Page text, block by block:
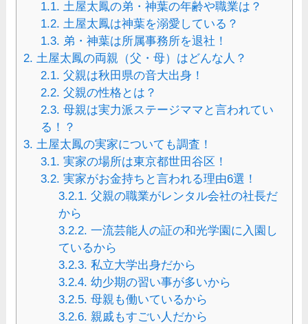
1.1. 土屋太鳳の弟・神葉の年齢や職業は？
1.2. 土屋太鳳は神葉を溺愛している？
1.3. 弟・神葉は所属事務所を退社！
2. 土屋太鳳の両親（父・母）はどんな人？
2.1. 父親は秋田県の音大出身！
2.2. 父親の性格とは？
2.3. 母親は実力派ステージママと言われてい
る！？
3. 土屋太鳳の実家についても調査！
3.1. 実家の場所は東京都世田谷区！
3.2. 実家がお金持ちと言われる理由6選！
3.2.1. 父親の職業がレンタル会社の社長だ
から
3.2.2. 一流芸能人の証の和光学園に入園し
ているから
3.2.3. 私立大学出身だから
3.2.4. 幼少期の習い事が多いから
3.2.5. 母親も働いているから
3.2.6. 親戚もすごい人だから